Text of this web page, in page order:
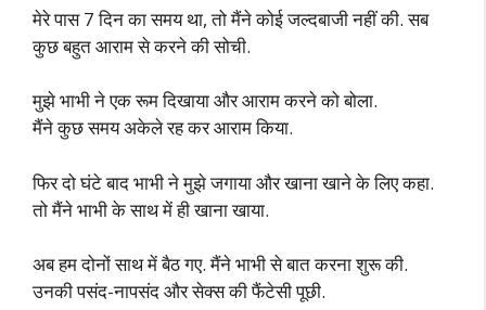
मेरे पास 7 दिन का समय था, तो मैंने कोई जल्दबाजी नहीं की. सब
कुछ बहुत आराम से करने की सोची.
मुझे भाभी ने एक रूम दिखाया और आराम करने को बोला.
मैंने कुछ समय अकेले रह कर आराम किया.
फिर दो घंटे बाद भाभी ने मुझे जगाया और खाना खाने के लिए कहा.
तो मैंने भाभी के साथ में ही खाना खाया.
अब हम दोनों साथ में बैठ गए. मैंने भाभी से बात करना शुरू की.
उनकी पसंद-नापसंद और सेक्स की फैंटेसी पूछी.